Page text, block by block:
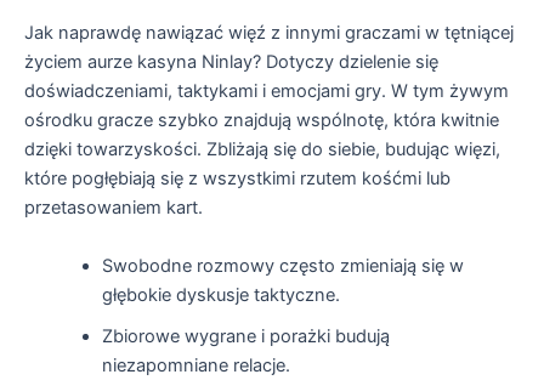
Jak naprawdę nawiązać więź z innymi graczami w tętniącej
życiem aurze kasyna Ninlay? Dotyczy dzielenie się
doświadczeniami, taktykami i emocjami gry. W tym żywym
ośrodku gracze szybko znajdują wspólnotę, która kwitnie
dzięki towarzyskości. Zbliżają się do siebie, budując więzi,
które pogłębiają się z wszystkimi rzutem kośćmi lub
przetasowaniem kart.
Swobodne rozmowy często zmieniają się w
głębokie dyskusje taktyczne.
Zbiorowe wygrane i porażki budują
niezapomniane relacje.